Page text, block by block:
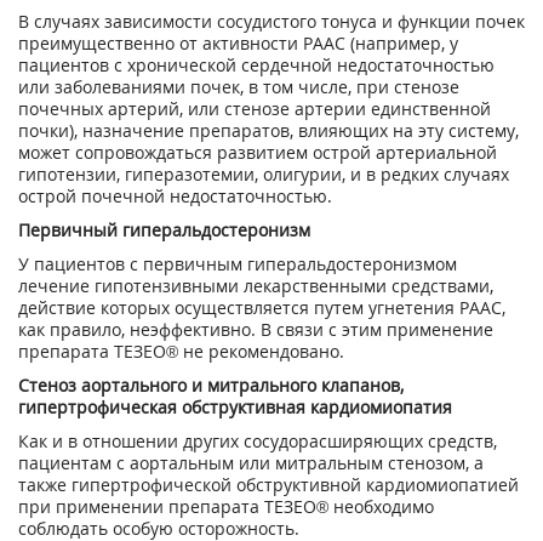
В случаях зависимости сосудистого тонуса и функции почек
преимущественно от активности РААС (например, у
пациентов с хронической сердечной недостаточностью
или заболеваниями почек, в том числе, при стенозе
почечных артерий, или стенозе артерии единственной
почки), назначение препаратов, влияющих на эту систему,
может сопровождаться развитием острой артериальной
гипотензии, гиперазотемии, олигурии, и в редких случаях
острой почечной недостаточностью.
Первичный гиперальдостеронизм
У пациентов с первичным гиперальдостеронизмом
лечение гипотензивными лекарственными средствами,
действие которых осуществляется путем угнетения РААС,
как правило, неэффективно. В связи с этим применение
препарата ТЕЗЕО® не рекомендовано.
Стеноз аортального и митрального клапанов,
гипертрофическая обструктивная кардиомиопатия
Как и в отношении других сосудорасширяющих средств,
пациентам с аортальным или митральным стенозом, а
также гипертрофической обструктивной кардиомиопатией
при применении препарата ТЕЗЕО® необходимо
соблюдать особую осторожность.